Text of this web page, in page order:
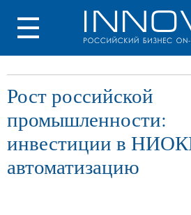
Рост российской
промышленности:
инвестиции в
автоматизацию